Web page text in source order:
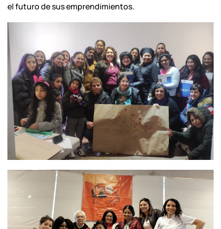
el futuro de sus emprendimientos.